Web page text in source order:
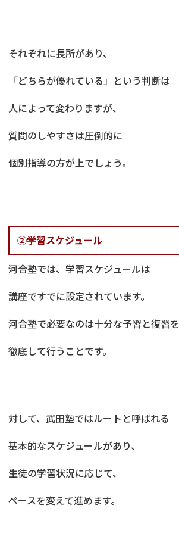
それぞれに長所があり、
「どちらが優れている」という判断は
人によって変わりますが、
質問のしやすさは圧倒的に
個別指導の方が上でしょう。
②学習スケジュール
河合塾では、学習スケジュールは
講座ですでに設定されています。
河合塾で必要なのは十分な予習と復習を
徹底して行うことです。
対して、武田塾ではルートと呼ばれる
基本的なスケジュールがあり、
生徒の学習状況に応じて、
ペースを変えて進めます。